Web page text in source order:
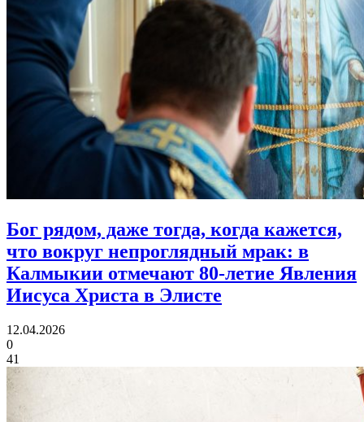
Бог рядом, даже тогда, когда кажется,
что вокруг непроглядный мрак: в
Калмыкии отмечают 80‑летие Явления
Иисуса Христа в Элисте
12.04.2026
0
41